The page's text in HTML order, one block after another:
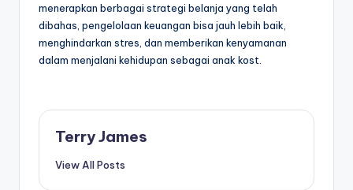
menerapkan berbagai strategi belanja yang telah
dibahas, pengelolaan keuangan bisa jauh lebih baik,
menghindarkan stres, dan memberikan kenyamanan
dalam menjalani kehidupan sebagai anak kost.
Terry James
View All Posts